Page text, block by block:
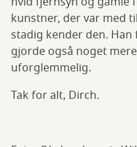
kunstner, der var med
stadig kender den.
gjorde også noget
uforglemmelig.
Tak for alt, Dirch.